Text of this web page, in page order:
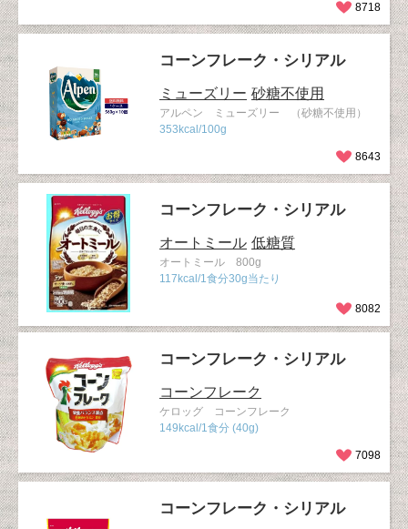
8718
コーンフレーク・シリアル
ミューズリー 砂糖不使用
アルペン ミューズリー （砂糖不使用）
353kcal/100g
8643
コーンフレーク・シリアル
オートミール 低糖質
オートミール 800g
117kcal/1食分30g当たり
8082
コーンフレーク・シリアル
コーンフレーク
ケロッグ コーンフレーク
149kcal/1食分 (40g)
7098
コーンフレーク・シリアル